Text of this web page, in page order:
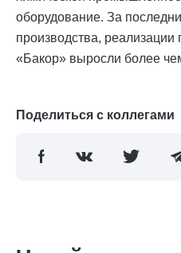
оборудование. За
производства, реализации
«Бакор» выросли более
Поделиться с коллегами